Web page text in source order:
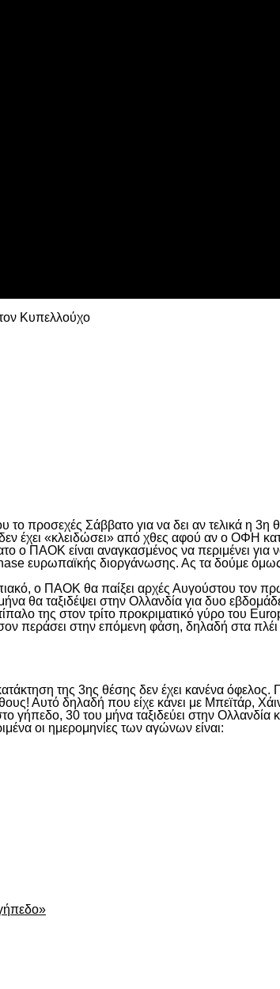
Κυπελλούχο
προσεχές Σάββατο για να δει αν τελικά η 3η
έχει «κλειδώσει» από χθες αφού αν ο ΟΦΗ
ΠΑΟΚ είναι αναγκασμένος να περιμένει για
ευρωπαϊκής διοργάνωσης. Ας τα δούμε
ο ΠΑΟΚ θα παίξει αρχές Αυγούστου τον
θα ταξιδέψει στην Ολλανδία για δυο
της στον τρίτο προκριματικό γύρο του
περάσει στην επόμενη φάση, δηλαδή στα
της 3ης θέσης δεν έχει κανένα
Αυτό δηλαδή που είχε κάνει με Μπεϊτάρ,
30 του μήνα ταξιδεύει στην Ολλανδία
οι ημερομηνίες των αγώνων είναι: